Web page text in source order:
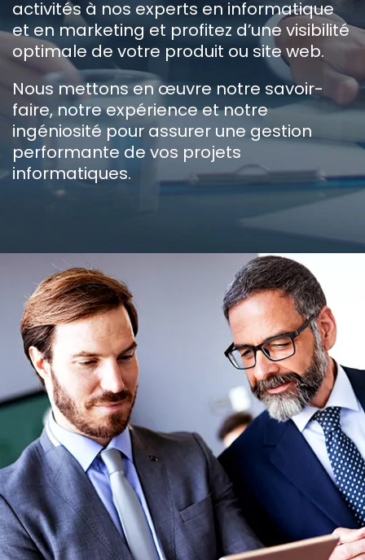
activités à nos experts en informatique
et en marketing et profitez d’une visibilité
optimale de votre produit ou site web.
Nous mettons en œuvre notre savoir-
faire, notre expérience et notre
ingéniosité pour assurer une gestion
performante de vos projets
informatiques.